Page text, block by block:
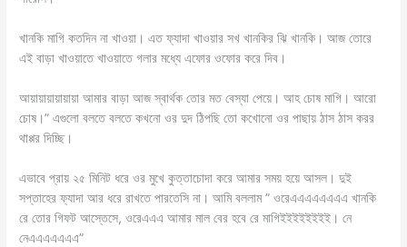
খানকি মাগি কতদিন না খাওয়া। এত ফ্যাদা খাওয়ার সখ খানকির ঝি খানকি। আজ তোরে
এই বাড়া খাওয়াতে খাওয়াতে গলার মধ্যে এফোর ওফোর করে দিব।
আয়ায়ায়ায়ায়ায়া আমার বাড়া আজ স্বার্থক তোর মত বেস্যা পেয়ে। আহ চোষ মাগি। আরো
চোষ।” এগুলো বলতে বলতে কখনো ওর দুদ ঠিপছি তো কখোনো ওর পাছায় ঠাস ঠাস করর
থাপ্পর দিচ্ছি।
এভাবে প্রায় ২৫ মিনিট ধরে ওর মুখে কুত্তাচোদা করে আমার সময় হয়ে আসল। দুই
সপ্তাহের ফ্যাদা আর ধরে রাখতে পারতেসি না। আমি বললাম ” ওরেএএএএএএএএ খানকি
রে তোর গিফট আস্তেসে, ওরেএএএ আমার মাল বের হবে রে মাগিইইইইইইইই। নে
নেএএএএএএএ”